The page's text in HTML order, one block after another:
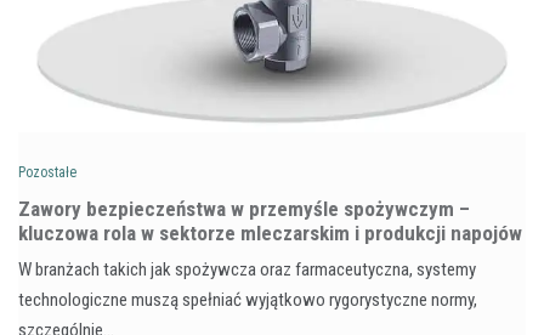
Pozostałe
Zawory bezpieczeństwa w przemyśle spożywczym –
kluczowa rola w sektorze mleczarskim i produkcji napojów
W branżach takich jak spożywcza oraz farmaceutyczna, systemy
technologiczne muszą spełniać wyjątkowo rygorystyczne normy,
szczególnie…